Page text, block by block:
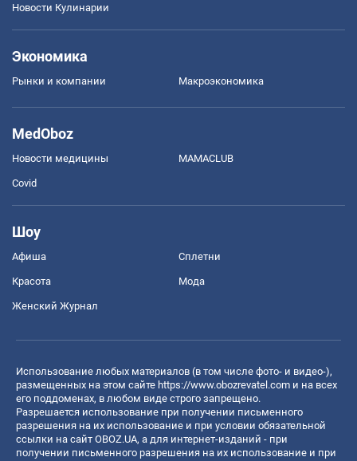
Новости Кулинарии
Экономика
Рынки и компании Mакроэкономика
MedOboz
Новости медицины MAMACLUB
Covid
Шоу
Афиша Сплетни
Красота Мода
Женский Журнал
Использование любых материалов (в том числе фото- и видео-),
размещенных на этом сайте https://www.obozrevatel.com и на всех
его поддоменах, в любом виде строго запрещено.
Разрешается использование при получении письменного
разрешения на их использование и при условии обязательной
ссылки на сайт OBOZ.UA, а для интернет-изданий - при
получении письменного разрешения на их использование и при